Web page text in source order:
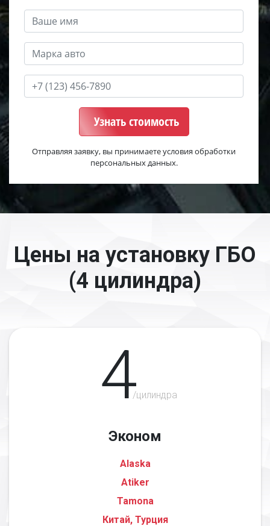
Узнать стоимость
Отправляя заявку, вы принимаете условия обработки
персональных данных.
Цены на установку ГБО
(4 цилиндра)
4/цилиндра
Эконом
Alaska
Atiker
Tamona
Китай, Турция